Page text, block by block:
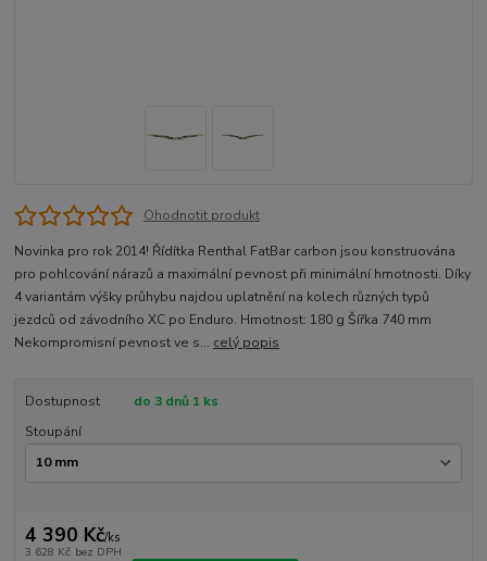
Ohodnotit produkt
Novinka pro rok 2014! Řídítka Renthal FatBar carbon jsou konstruována
pro pohlcování nárazů a maximální pevnost při minimální hmotnosti. Díky
4 variantám výšky průhybu najdou uplatnění na kolech různých typů
jezdců od závodního XC po Enduro. Hmotnost: 180 g Šířka 740 mm
Nekompromisní pevnost ve s... celý popis
Dostupnost
do 3 dnů 1 ks
Stoupání
4 390 Kč/ks
3 628 Kč bez DPH